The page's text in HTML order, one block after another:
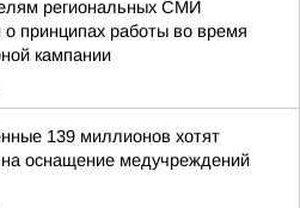
региональных СМИ
принципах работы во время
кампании
139 миллионов хотят
на оснащение медучреждений